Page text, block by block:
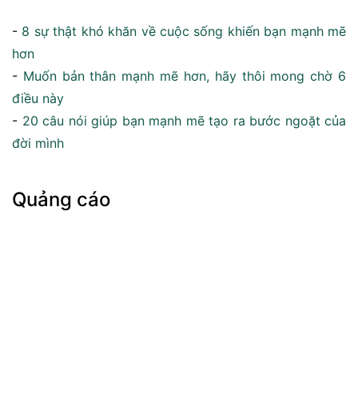
- 8 sự thật khó khăn về cuộc sống khiến bạn mạnh mẽ
hơn
- Muốn bản thân mạnh mẽ hơn, hãy thôi mong chờ 6
điều này
- 20 câu nói giúp bạn mạnh mẽ tạo ra bước ngoặt của
đời mình
Quảng cáo